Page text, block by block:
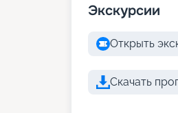
Экскурсии
Открыть
Скачать